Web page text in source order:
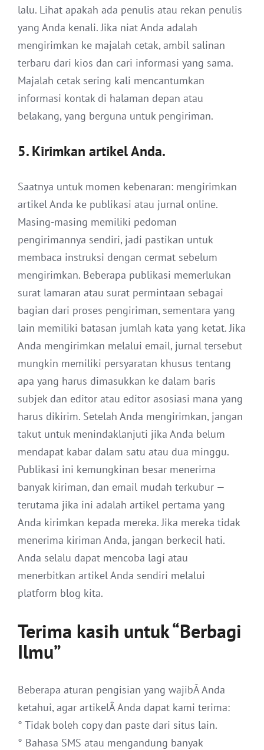
lalu. Lihat apakah ada penulis atau rekan penulis
yang Anda kenali. Jika niat Anda adalah
mengirimkan ke majalah cetak, ambil salinan
terbaru dari kios dan cari informasi yang sama.
Majalah cetak sering kali mencantumkan
informasi kontak di halaman depan atau
belakang, yang berguna untuk pengiriman.
5. Kirimkan artikel Anda.
Saatnya untuk momen kebenaran: mengirimkan
artikel Anda ke publikasi atau jurnal online.
Masing-masing memiliki pedoman
pengirimannya sendiri, jadi pastikan untuk
membaca instruksi dengan cermat sebelum
mengirimkan. Beberapa publikasi memerlukan
surat lamaran atau surat permintaan sebagai
bagian dari proses pengiriman, sementara yang
lain memiliki batasan jumlah kata yang ketat. Jika
Anda mengirimkan melalui email, jurnal tersebut
mungkin memiliki persyaratan khusus tentang
apa yang harus dimasukkan ke dalam baris
subjek dan editor atau editor asosiasi mana yang
harus dikirim. Setelah Anda mengirimkan, jangan
takut untuk menindaklanjuti jika Anda belum
mendapat kabar dalam satu atau dua minggu.
Publikasi ini kemungkinan besar menerima
banyak kiriman, dan email mudah terkubur —
terutama jika ini adalah artikel pertama yang
Anda kirimkan kepada mereka. Jika mereka tidak
menerima kiriman Anda, jangan berkecil hati.
Anda selalu dapat mencoba lagi atau
menerbitkan artikel Anda sendiri melalui
platform blog kita.
Terima kasih untuk “Berbagi
Ilmu”
Beberapa aturan pengisian yang wajibÂ Anda
ketahui, agar artikelÂ Anda dapat kami terima:
° Tidak boleh copy dan paste dari situs lain.
° Bahasa SMS atau mengandung banyak